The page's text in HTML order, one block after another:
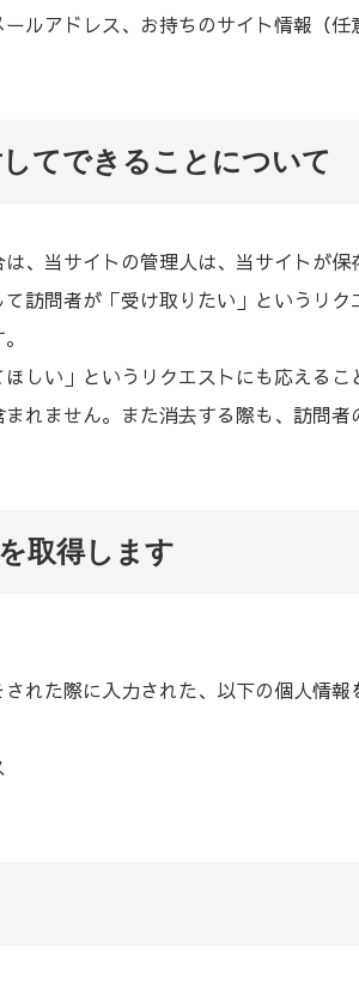
ルアドレス、お持ちのサイト情報（
てできることについて
、当サイトの管理人は、当サイトが
訪問者が「受け取りたい」というリク
しい」というリクエストにも応える
れません。また消去する際も、訪問
取得します
れた際に入力された、以下の個人情報